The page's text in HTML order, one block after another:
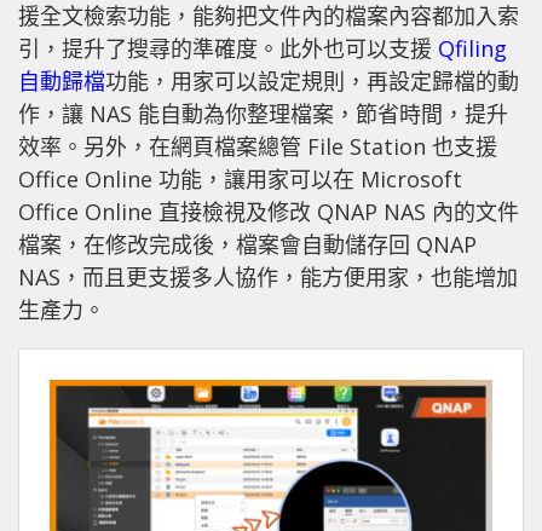
援全文檢索功能，能夠把文件內的檔案內容都加入索
引，提升了搜尋的準確度。此外也可以支援 Qfiling
自動歸檔功能，用家可以設定規則，再設定歸檔的動
作，讓 NAS 能自動為你整理檔案，節省時間，提升
效率。另外，在網頁檔案總管 File Station 也支援
Office Online 功能，讓用家可以在 Microsoft
Office Online 直接檢視及修改 QNAP NAS 內的文件
檔案，在修改完成後，檔案會自動儲存回 QNAP
NAS，而且更支援多人協作，能方便用家，也能增加
生產力。